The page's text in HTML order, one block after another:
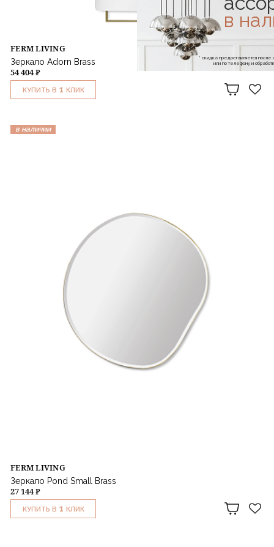
FERM LIVING
Зеркало Adorn Brass
54 404 ₽
КУПИТЬ В 1 КЛИК
в наличии
FERM LIVING
Зеркало Pond Small Brass
27 144 ₽
КУПИТЬ В 1 КЛИК
в
* скидка предоставляется
или по телефону и